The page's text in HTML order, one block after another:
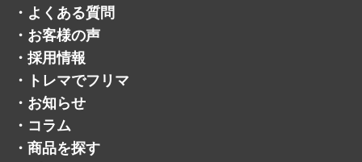
・ よくある質問
・ お客様の声
・ 採用情報
・
トレマでフリマ
・ お知らせ
・ コラム
・ 商品を探す